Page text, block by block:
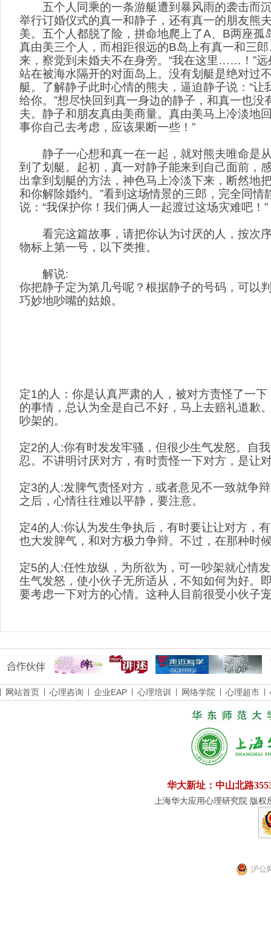
五个人同乘的一条游艇遭到暴风雨的袭击而
举行订婚仪式的真一和静子，还有真一的朋友熊
美。五个人都脱了险，拼命地爬上了A、B两座孤
真由美三个人，而相距很远的B岛上有真一和三
来，察觉到未婚夫不在身旁。“我在这里……！”
站在被海水隔开的对面岛上。没有划艇是绝对过
艇。了解静子此时心情的熊夫，逼迫静子说：“让
给你。”想尽快回到真一身边的静子，和真一也没
夫。静子和朋友真由美商量。真由美马上冷淡地
事你自己去考虑，应该果断一些！”
静子一心想和真一在一起，就对熊夫唯命是
到了划艇。起初，真一对静子能来到自己面前，
出拿到划艇的方法，神色马上冷淡下来，断然地
和你解除婚约。”看到这场情景的三郎，完全同情
说：“我保护你！我们俩人一起渡过这场灾难吧！”
看完这篇故事，请把你认为讨厌的人，按次
物标上第一号，以下类推。
解说:
你把静子定为第几号呢？根据静子的号码，可以
巧妙地吵嘴的姑娘。
定1的人：你是认真严肃的人，被对方责怪了一
的事情，总认为全是自己不好，马上去赔礼道歉
吵架的。
定2的人:你有时发发牢骚，但很少生气发怒。自
忍。不讲明讨厌对方，有时责怪一下对方，是让
定3的人:发脾气责怪对方，或者意见不一致就争
之后，心情往往难以平静，要注意。
定4的人:你认为发生争执后，有时要让让对方，
也大发脾气，和对方极力争辩。不过，在那种时
定5的人:任性放纵，为所欲为，可一吵架就心情
生气发怒，使小伙子无所适从，不知如何为好。
要考虑一下对方的心情。这种人目前很受小伙子
网站首页 心理咨询 企业EAP 心理培训 网络学院 心理超市
华大新址：中山北路
上海华大应用心理研究院 版
沪公